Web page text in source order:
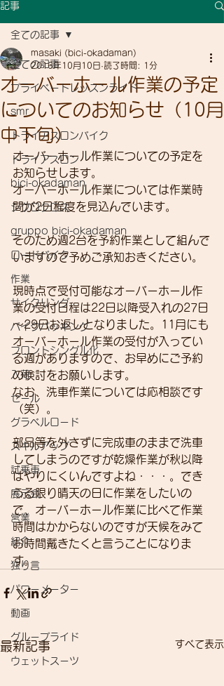
記事
全ての記事
プライベートレッスンライド
smr
トライアスロンバイク
トライアスロン
bici-okadaman
シクロクロス
gruppo bici-okadaman
ロードバイク
作業
サイクリング
バイクパッキング
フロントシングル化
入荷
セール
グラベルロード
スキルアップ
試乗車
展示会
営業
紹介
独り言
パワーメーター
動画
グループライド
ウェットスーツ
全ての記事
オーバーホール作業の予定
についてのお知らせ（10月
中下旬）
masaki (bici-okadaman)
2016年10月10日 読了時間: 1分
オーバーホール作業についての予定を
お知らせします。
オーバーホール作業については作業時
間が2日程度を見込んでいます。
そのため週2台を予約作業として組んで
いますので予めご承知おきください。
現時点で受付可能なオーバーホール作
業の受付日程は22日以降受入れの27日
～29日お返しとなりました。11月にも
オーバーホール作業の受付が入ってい
る週がありますので、お早めにご予約
の検討をお願いします。
なお、洗車作業については応相談です
（笑）。
部品等を外さずに完成車のままで洗車
してしまうのですが乾燥作業が秋以降
はやりにくいんですよね・・・。でき
うる限り晴天の日に作業をしたいの
で、オーバーホール作業に比べて作業
時間はかからないのですが天候をみて
お時間戴きたくと言うことになりま
す。
最新記事 すべて表示